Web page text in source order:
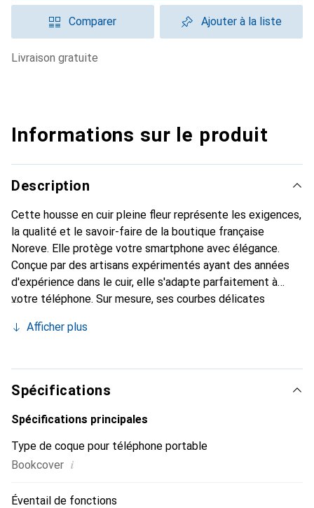
Comparer Ajouter à la liste
livraison gratuite
Informations sur le produit
Description
Cette housse en cuir pleine fleur représente les exigences,
la qualité et le savoir-faire de la boutique française
Noreve. Elle protège votre smartphone avec élégance.
Conçue par des artisans expérimentés ayant des années
d'expérience dans le cuir, elle s'adapte parfaitement à
votre téléphone. Sur mesure, ses courbes délicates
l'accessoire chic et indispensable pour votre smartphone.
haute qualité, la marque Noreve est un choix fiable pour
une clientèle exigeante.
Afficher plus
Spécifications
Spécifications principales
Type de coque pour téléphone portable
Bookcover i
Éventail de fonctions